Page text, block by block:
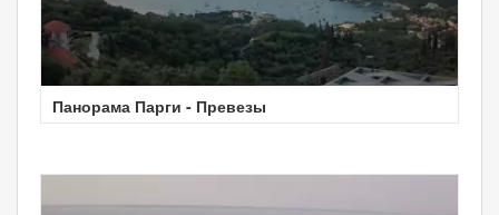
Панорама Парги - Превезы